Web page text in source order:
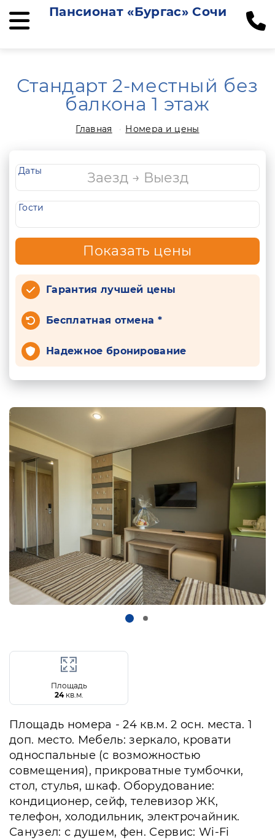
Пансионат «Бургас» Сочи
Стандарт 2-местный без
балкона 1 этаж
Главная Номера и цены
Даты
Гости
Показать цены
Гарантия лучшей цены
Бесплатная отмена *
Надежное бронирование
Площадь
24кв.м.
Площадь номера - 24 кв.м. 2 осн. места. 1
доп. место. Мебель: зеркало, кровати
односпальные (с возможностью
совмещения), прикроватные тумбочки,
стол, стулья, шкаф. Оборудование:
кондиционер, сейф, телевизор ЖК,
телефон, холодильник, электрочайник.
Санузел: с душем, фен. Сервис: Wi-Fi